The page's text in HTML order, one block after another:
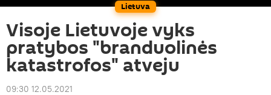
Lietuva
Visoje Lietuvoje vyks
pratybos "branduolinės
katastrofos" atveju
09:30 12.05.2021